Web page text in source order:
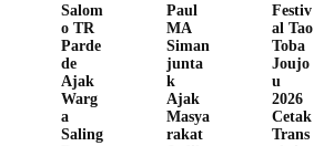
Salom
o TR
Parde
de
Ajak
Warg
a
Saling
Paul
MA
Siman
junta
k
Ajak
Masya
rakat
Festiv
al Tao
Toba
Joujo
u
2026
Cetak
Trans